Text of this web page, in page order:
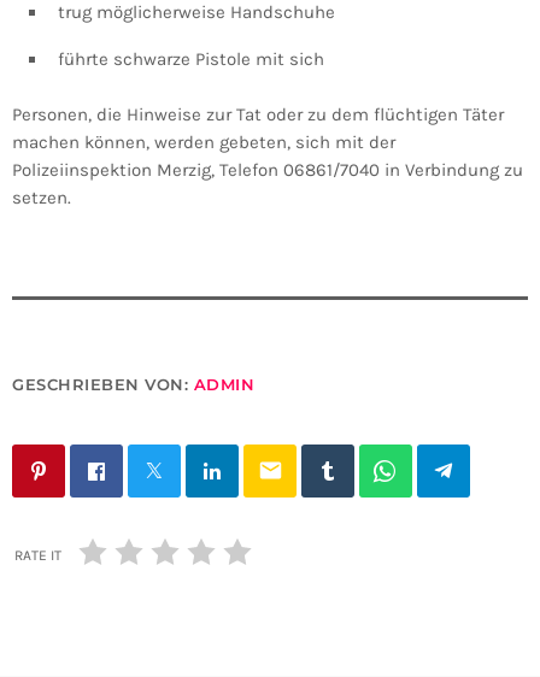
trug möglicherweise Handschuhe
führte schwarze Pistole mit sich
Personen, die Hinweise zur Tat oder zu dem flüchtigen Täter
machen können, werden gebeten, sich mit der
Polizeiinspektion Merzig, Telefon 06861/7040 in Verbindung zu
setzen.
GESCHRIEBEN VON: ADMIN
email
RATE IT